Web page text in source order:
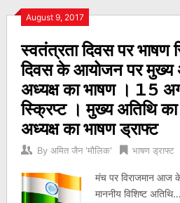
August 9, 2017
स्वतंत्रता दिवस पर भाषण
दिवस के आयोजन पर मुख्य
अध्यक्ष का भाषण । 15
स्क्रिप्ट । मुख्य अतिथि
अध्यक्ष का भाषण ड्राफ्ट
By अमित जैन 'मौलिक' भाषण ड्राफ्ट
मंच पर विराजमान आज
माननीय विशिष्ट
Posts
navigation